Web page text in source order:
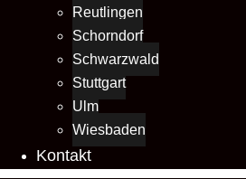
Reutlingen
Schorndorf
Schwarzwald
Stuttgart
Ulm
Wiesbaden
Kontakt